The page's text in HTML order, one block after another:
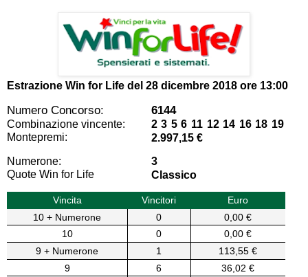
Estrazione Win for Life del 28 dicembre 2018 ore 13:00
Numero Concorso: 6144
Combinazione vincente:
2 3 5 6 11 12 14 16 18 19
Montepremi:
2.997,15 €
Numerone:
3
Quote Win for Life
Classico
Vincita Vincitori
Euro
10 + Numerone
0
0,00 €
10
0
0,00 €
9 + Numerone
1
113,55 €
9
6
36,02 €